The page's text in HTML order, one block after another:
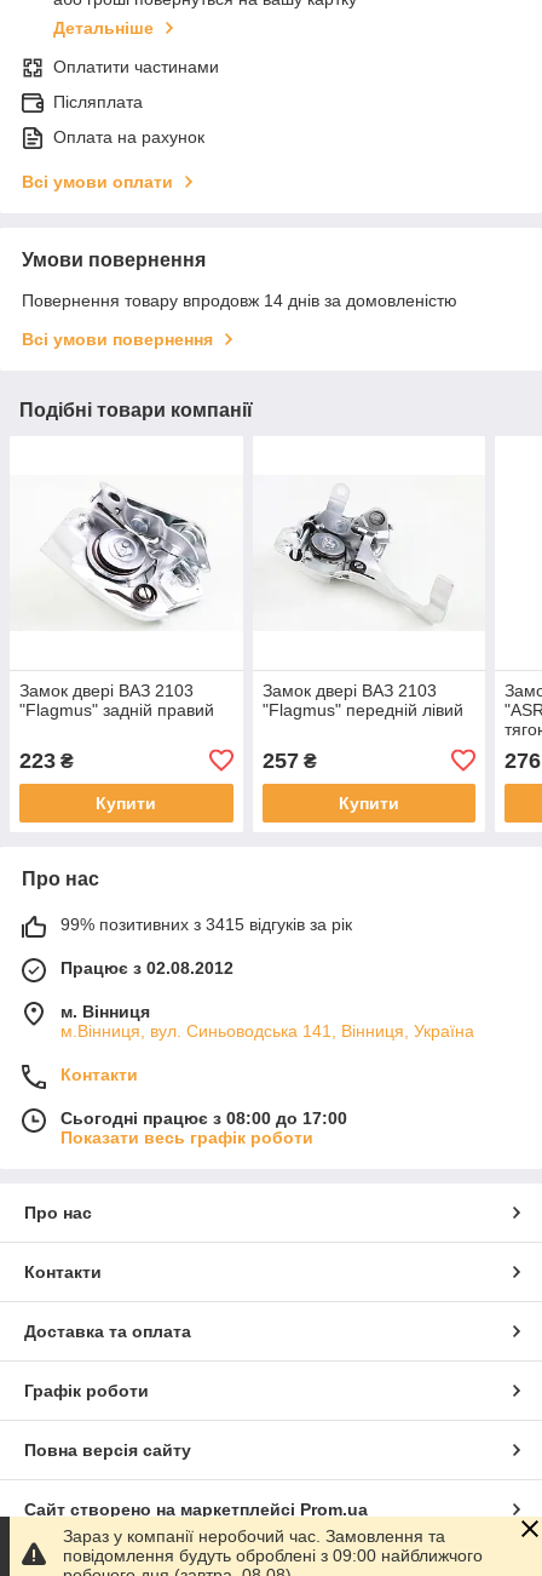
Детальніше
Оплатити частинами
Післяплата
Оплата на рахунок
Всі умови оплати
Умови повернення
Повернення товару впродовж 14 днів за домовленістю
Всі умови повернення
Подібні товари компанії
Замок двері ВАЗ 2103
"Flagmus" задній правий
223 ₴
Купити
Замок двері ВАЗ 2103
"Flagmus" передній лівий
257₴
Купити
276
Про нас
99% позитивних з 3415 відгуків за рік
Працює з 02.08.2012
м. Вінниця
м.Вінниця, вул. Синьоводська 141, Вінниця, Україна
Контакти
Сьогодні працює з 08:00 до 17:00
Показати весь графік роботи
Про нас
Контакти
Доставка та оплата
Графік роботи
Повна версія сайту
Сайт створено на маркетплейсі Prom.ua
Політика конфіденційності
Зараз у компанії неробочий час. Замовлення та
повідомлення будуть оброблені з 09:00 найближчого